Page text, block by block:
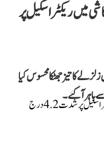
میں ریکٹر اسکیل پر
کا تیز جھٹکا محسوس کیا
باہر آ گئے۔